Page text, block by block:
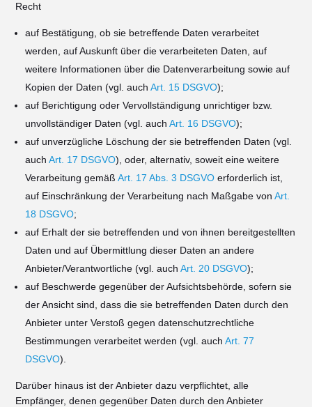
Recht
auf Bestätigung, ob sie betreffende Daten verarbeitet
werden, auf Auskunft über die verarbeiteten Daten, auf
weitere Informationen über die Datenverarbeitung sowie auf
Kopien der Daten (vgl. auchArt. 15 DSGVO);
auf Berichtigung oder Vervollständigung unrichtiger bzw.
unvollständiger Daten (vgl. auchArt. 16 DSGVO);
auf unverzügliche Löschung der sie betreffenden Daten (vgl.
auchArt. 17 DSGVO), oder, alternativ, soweit eine weitere
Verarbeitung gemäßArt. 17 Abs. 3 DSGVO erforderlich ist,
auf Einschränkung der Verarbeitung nach Maßgabe vonArt.
18 DSGVO;
auf Erhalt der sie betreffenden und von ihnen bereitgestellten
Daten und auf Übermittlung dieser Daten an andere
Anbieter/Verantwortliche (vgl. auchArt. 20 DSGVO);
auf Beschwerde gegenüber der Aufsichtsbehörde, sofern sie
der Ansicht sind, dass die sie betreffenden Daten durch den
Anbieter unter Verstoß gegen datenschutzrechtliche
Bestimmungen verarbeitet werden (vgl. auchArt. 77
DSGVO).
Darüber hinaus ist der Anbieter dazu verpflichtet, alle
Empfänger, denen gegenüber Daten durch den Anbieter